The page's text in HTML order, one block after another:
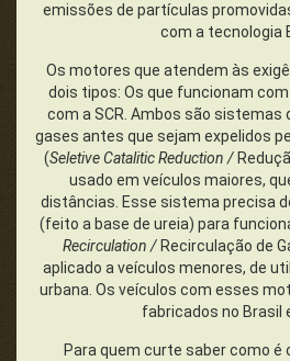
emissões de partículas
com a tecnologia
Os motores que atendem às
dois tipos: Os que funcionam com
com a SCR. Ambos são
gases antes que sejam expelidos
(Seletive Catalitic Reduction /
usado em veículos maiores,
distâncias. Esse sistema precisa
(feito a base de ureia) para
Recirculation / Recirculação de
aplicado a veículos menores, de
urbana. Os veículos com esses
fabricados no Brasil
Para quem curte saber como é